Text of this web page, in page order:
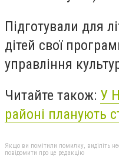
Підготували для
дітей свої
управління
Читайте також: У
районі планують
Якщо ви помітили помилку, виділіть
повідомити про це редакцію